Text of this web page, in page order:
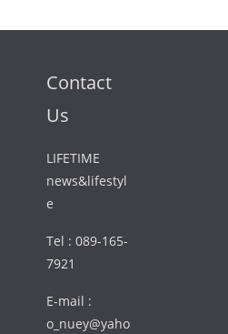
Contact
Us
LIFETIME
news&lifestyl
e
Tel : 089-165-
7921
E-mail :
o_nuey@yaho